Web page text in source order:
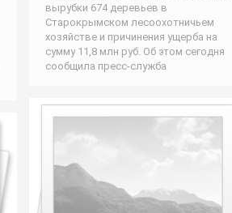
вырубки 674 деревьев в
Старокрымском лесоохотничьем
хозяйстве и причинения ущерба на
сумму 11,8 млн руб. Об этом сегодня
сообщила пресс-служба